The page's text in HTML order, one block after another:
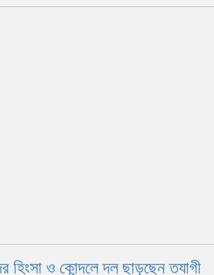
হিংসা ও কোন্দলে দল ছাড়ছেন ত্যাগী